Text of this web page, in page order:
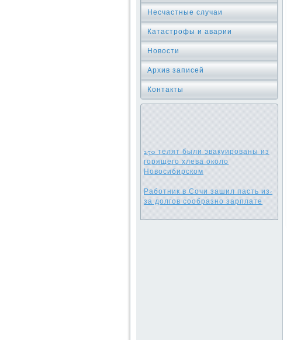
Несчастные случаи
Катастрофы и аварии
Новости
Архив записей
Контакты
270 телят были эвакуированы из
горящего хлева около
Новосибирском
Работник в Сочи зашил пасть из-
за долгов сообразно зарплате